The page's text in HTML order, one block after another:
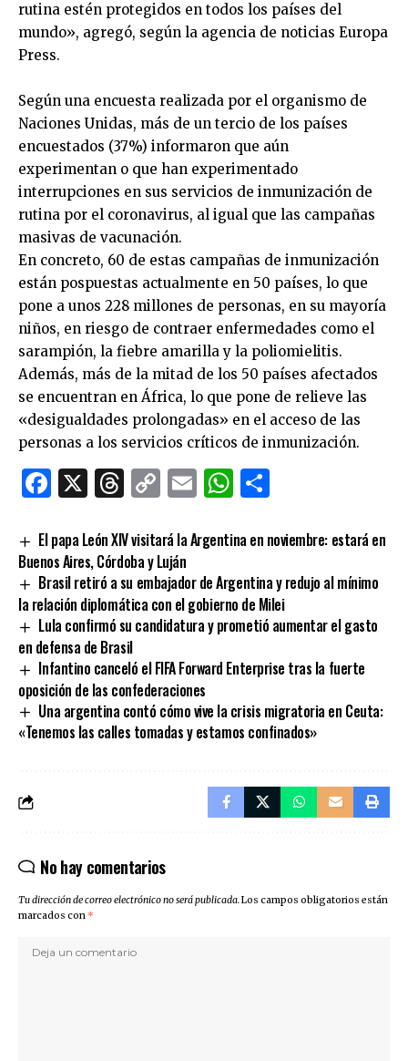
rutina estén protegidos en todos los países del
mundo», agregó, según la agencia de noticias Europa
Press.
Según una encuesta realizada por el organismo de
Naciones Unidas, más de un tercio de los países
encuestados (37%) informaron que aún
experimentan o que han experimentado
interrupciones en sus servicios de inmunización de
rutina por el coronavirus, al igual que las campañas
masivas de vacunación.
En concreto, 60 de estas campañas de inmunización
están pospuestas actualmente en 50 países, lo que
pone a unos 228 millones de personas, en su mayoría
niños, en riesgo de contraer enfermedades como el
sarampión, la fiebre amarilla y la poliomielitis.
Además, más de la mitad de los 50 países afectados
se encuentran en África, lo que pone de relieve las
«desigualdades prolongadas» en el acceso de las
personas a los servicios críticos de inmunización.
Facebook
X Threads
CopyEmailWhatsApp
El papa León XIV visitará la Argentina en noviembre: estará en
Buenos Aires, Córdoba y Luján
Brasil retiró a su embajador de Argentina y redujo al mínimo
la relación diplomática con el gobierno de Milei
Lula confirmó su candidatura y prometió aumentar el gasto
en defensa de Brasil
Infantino canceló el FIFA Forward Enterprise tras la fuerte
oposición de las confederaciones
Una argentina contó cómo vive la crisis migratoria en Ceuta:
«Tenemos las calles tomadas y estamos confinados»
No hay comentarios
Tu dirección de correo electrónico no será publicada.Los campos obligatorios están
marcados con *